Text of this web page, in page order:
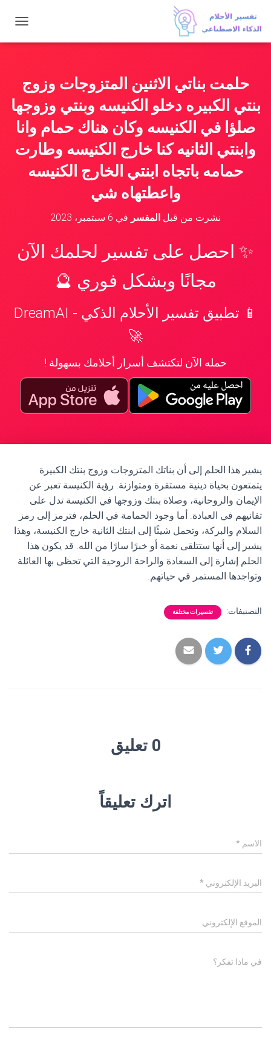
ب
ت
ن
ق
حلمت بناتي الاثنين المتزوجات وزوج
بنتي الكبيره دخلو الكنيسه وبنتي وزوجها
صلؤا في الكنيسه وكان هناك حمام وانا
وابنتي الثانيه كنا خارج الكنيسه وطارت
حمامه باتجاه ابنتي الخارج الكنيسه
واعطتهاه شي
نشرت من قبل المفسر في 6 سبتمبر، 2023
✨ احصل على تفسير لحلمك الآن
مجانًا وبشكل فوري 🔮
📱 تطبيق تفسير الأحلام الذكي - DreamAI
🚀
حمله الآن لتكتشف أسرار أحلامك بسهولة !
يشير هذا الحلم إلى أن بناتك المتزوجات وزوج بنتك الكبيرة
يتمتعون بحياة دينية مستقرة ومتوازنة. رؤية الكنيسة تعبر عن
الإيمان والروحانية، وصلاة بنتك وزوجها في الكنيسة تدل على
تفانيهم في العبادة. أما وجود الحمامة في الحلم، فترمز إلى رمز
السلام والبركة، وتحمل شيئًا إلى ابنتك الثانية خارج الكنيسة، وهذا
يشير إلى أنها ستتلقى نعمة أو خبرًا سارًا من الله. قد يكون هذا
الحلم إشارة إلى السعادة والراحة الروحية التي تحظى بها العائلة
وتواجدها المستمر في حياتهم.
التصنيفات: تفسيرات مختلفة
0 تعليق
اترك تعليقاً
الاسم *
البريد الإلكتروني *
الموقع الإلكتروني
في ماذا تفكر؟